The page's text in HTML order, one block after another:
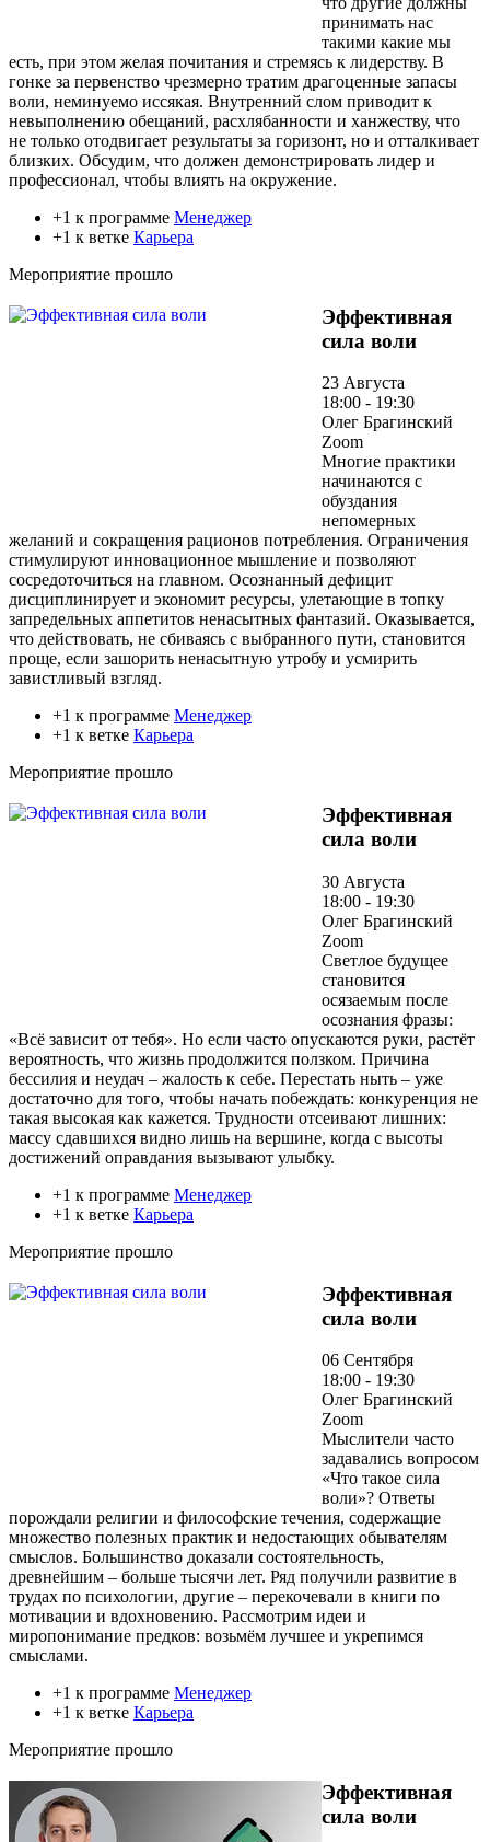
принимать нас
такими какие мы
есть, при этом желая почитания и стремясь к лидерству. В
гонке за первенство чрезмерно тратим драгоценные запасы
воли, неминуемо иссякая. Внутренний слом приводит к
невыполнению обещаний, расхлябанности и ханжеству, что
не только отодвигает результаты за горизонт, но и отталкивает
близких. Обсудим, что должен демонстрировать лидер и
профессионал, чтобы влиять на окружение.
+1 к программе Менеджер
+1 к ветке Карьера
Мероприятие прошло
Эффективная
сила воли
23 Августа
18:00 - 19:30
Олег Брагинский
Zoom
Многие практики
начинаются с
обуздания
непомерных
желаний и сокращения рационов потребления. Ограничения
стимулируют инновационное мышление и позволяют
сосредоточиться на главном. Осознанный дефицит
дисциплинирует и экономит ресурсы, улетающие в топку
запредельных аппетитов ненасытных фантазий. Оказывается,
что действовать, не сбиваясь с выбранного пути, становится
проще, если зашорить ненасытную утробу и усмирить
завистливый взгляд.
+1 к программе Менеджер
+1 к ветке Карьера
Мероприятие прошло
Эффективная
сила воли
30 Августа
18:00 - 19:30
Олег Брагинский
Zoom
Светлое будущее
становится
осязаемым после
осознания фразы:
«Всё зависит от тебя». Но если часто опускаются руки, растёт
вероятность, что жизнь продолжится ползком. Причина
бессилия и неудач – жалость к себе. Перестать ныть – уже
достаточно для того, чтобы начать побеждать: конкуренция не
такая высокая как кажется. Трудности отсеивают лишних:
массу сдавшихся видно лишь на вершине, когда с высоты
достижений оправдания вызывают улыбку.
+1 к программе Менеджер
+1 к ветке Карьера
Мероприятие прошло
Эффективная
сила воли
06 Сентября
18:00 - 19:30
Олег Брагинский
Zoom
Мыслители часто
задавались вопросом
«Что такое сила
воли»? Ответы
порождали религии и философские течения, содержащие
множество полезных практик и недостающих обывателям
смыслов. Большинство доказали состоятельность,
древнейшим – больше тысячи лет. Ряд получили развитие в
трудах по психологии, другие – перекочевали в книги по
мотивации и вдохновению. Рассмотрим идеи и
миропонимание предков: возьмём лучшее и укрепимся
смыслами.
+1 к программе Менеджер
+1 к ветке Карьера
Мероприятие прошло
Эффективная
сила воли